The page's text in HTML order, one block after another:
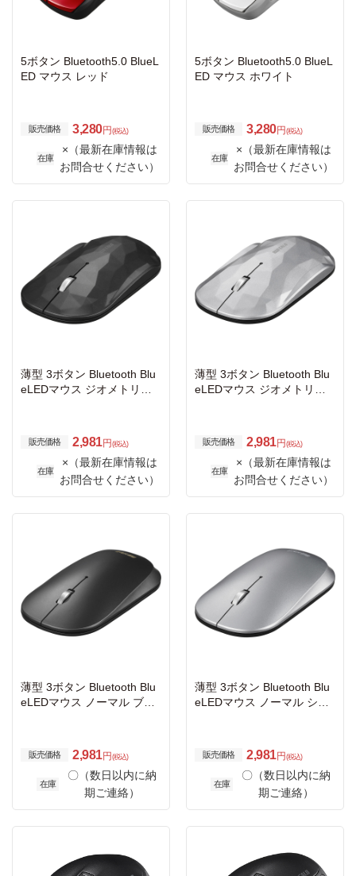
5ボタン Bluetooth5.0 BlueL
ED マウス レッド
販売価格 3,280円 (税込)
在庫
×（最新在庫情報は
お問合せください）
5ボタン Bluetooth5.0 BlueL
ED マウス ホワイト
販売価格 3,280円 (税込)
在庫
×（最新在庫情報は
お問合せください）
薄型 3ボタン Bluetooth Blu
eLEDマウス ジオメトリー
販売価格 2,981円 (税込)
在庫
×（最新在庫情報は
お問合せください）
薄型 3ボタン Bluetooth Blu
eLEDマウス ジオメトリー
販売価格 2,981円 (税込)
在庫
×（最新在庫情報は
お問合せください）
薄型 3ボタン Bluetooth Blu
eLEDマウス ノーマル ブラ
販売価格 2,981円 (税込)
在庫
〇（数日以内に納
期ご連絡）
薄型 3ボタン Bluetooth Blu
eLEDマウス ノーマル シル
販売価格 2,981円 (税込)
在庫
〇（数日以内に納
期ご連絡）